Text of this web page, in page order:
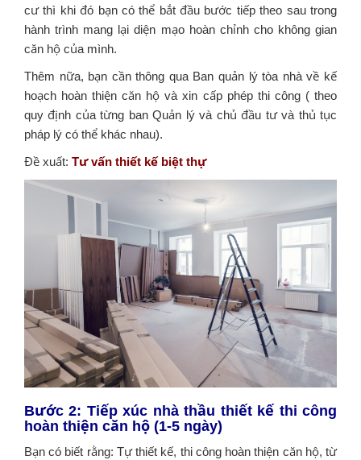
cư thì khi đó bạn có thể bắt đầu bước tiếp theo sau trong
hành trình mang lại diện mạo hoàn chỉnh cho không gian
căn hộ của mình.
Thêm nữa, bạn cần thông qua Ban quản lý tòa nhà về kế
hoạch hoàn thiện căn hộ và xin cấp phép thi công ( theo
quy định của từng ban Quản lý và chủ đầu tư và thủ tục
pháp lý có thể khác nhau).
Đề xuất: Tư vấn thiết kế biệt thự
Bước 2: Tiếp xúc nhà thầu thiết kế thi công
hoàn thiện căn hộ (1-5 ngày)
Bạn có biết rằng: Tự thiết kế, thi công hoàn thiện căn hộ, từ